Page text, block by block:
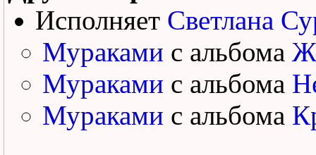
Исполняет Светлана
Мураками с альбома
Мураками с альбома
Мураками с альбома